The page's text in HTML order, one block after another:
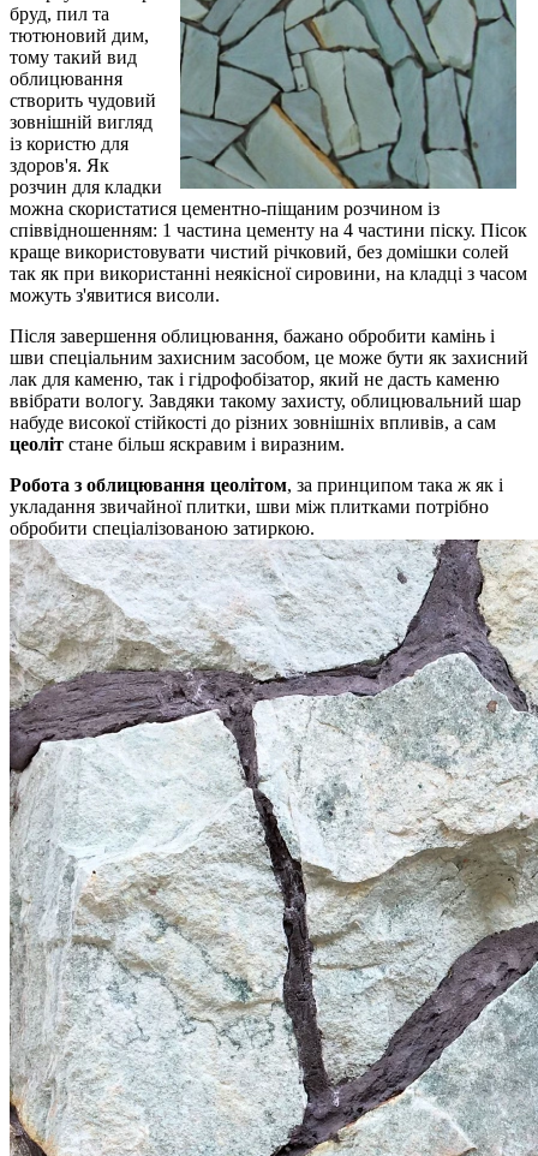
бруд, пил та
тютюновий дим,
тому такий вид
облицювання
створить чудовий
зовнішній вигляд
із користю для
здоров'я. Як
розчин для кладки
можна скористатися цементно-піщаним розчином із
співвідношенням: 1 частина цементу на 4 частини піску. Пісок
краще використовувати чистий річковий, без домішки солей
так як при використанні неякісної сировини, на кладці з часом
можуть з'явитися висоли.
Після завершення облицювання, бажано обробити камінь і
шви спеціальним захисним засобом, це може бути як захисний
лак для каменю, так і гідрофобізатор, який не дасть каменю
ввібрати вологу. Завдяки такому захисту, облицювальний шар
набуде високої стійкості до різних зовнішніх впливів, а сам
цеоліт стане більш яскравим і виразним.
Робота з облицювання цеолітом, за принципом така ж як і
укладання звичайної плитки, шви між плитками потрібно
обробити спеціалізованою затиркою.